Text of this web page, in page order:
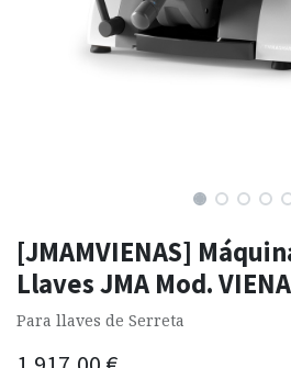
[JMAMVIENAS]
Llaves JMA Mod.
Para llaves de Serreta